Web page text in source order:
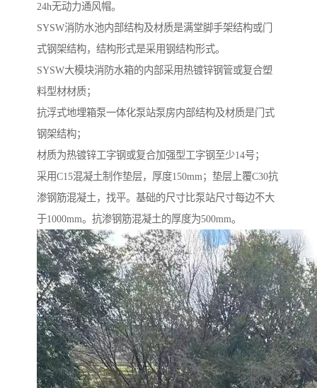
24h无动力通风帽。
SYSW消防水池内部结构及材质是满堂脚手架结构或门
式钢架结构，结构形式是采用钢结构形式。
SYSW大模块消防水箱的内部采用热镀锌钢管或复合塑
料型材材质；
抗浮式地埋箱泵一体化泵站泵房内部结构及材质是门式
钢架结构；
材质为热镀锌工字钢或复合加强型工字钢至少14号；
采用C15混凝土制作垫层，厚度150mm；垫层上覆C30抗
渗钢筋混凝土，找平。基础的尺寸比泵站尺寸每边不大
于1000mm。抗渗钢筋混凝土的厚度为500mm。